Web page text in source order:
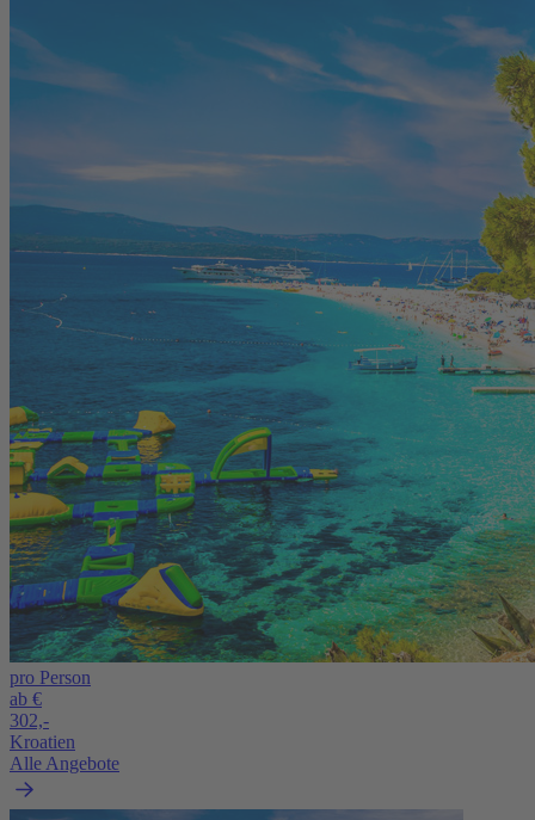
pro Person
ab €
302,-
Kroatien
Alle Angebote